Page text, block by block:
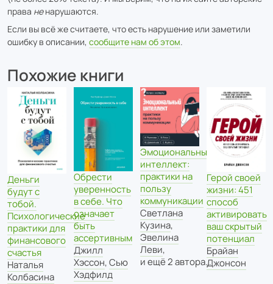
права ненарушаются.
Если вы всё же считаете, что есть нарушение или заметили
ошибку в описании, сообщите нам об этом.
Похожие книги
Деньги
будут с
тобой.
Психологические
практики для
финансового
счастья
Наталья
Колбасина
Обрести
уверенность
в себе. Что
означает
быть
ассертивным
Джилл
Хэссон,Сью
Хэдфилд
Эмоциональный
интеллект:
практики на
пользу
коммуникации
Светлана
Кузина,
Эвелина
Леви,
и ещё 2 автора…
Герой своей
жизни: 451
способ
активировать
ваш скрытый
потенциал
Брайан
Джонсон